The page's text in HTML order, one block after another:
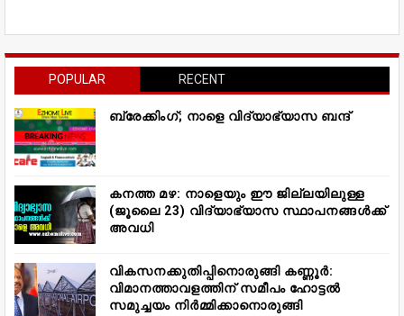
POPULAR RECENT
ബ്രേക്കിംഗ്; നാളെ വിദ്യാഭ്യാസ ബന്ദ്
കനത്ത മഴ: നാളെയും ഈ ജില്ലയിലുള്ള
(ജൂലൈ 23) വിദ്യാഭ്യാസ സ്ഥാപനങ്ങൾക്ക്
അവധി
വികസനക്കുതിപ്പിനൊരുങ്ങി കണ്ണൂർ:
വിമാനത്താവളത്തിന് സമീപം ഹോട്ടൽ
സമുച്ചയം നിർമ്മിക്കാനൊരുങ്ങി